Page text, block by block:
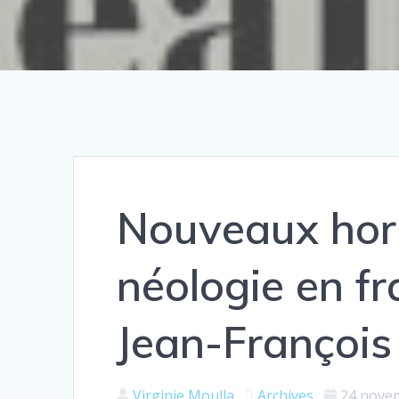
Nouveaux
néologie en
Jean-